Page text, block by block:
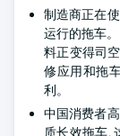
制造商正在
运行的拖车
料正变得司
修应用和拖
利。
中国消费者
质长效拖车.